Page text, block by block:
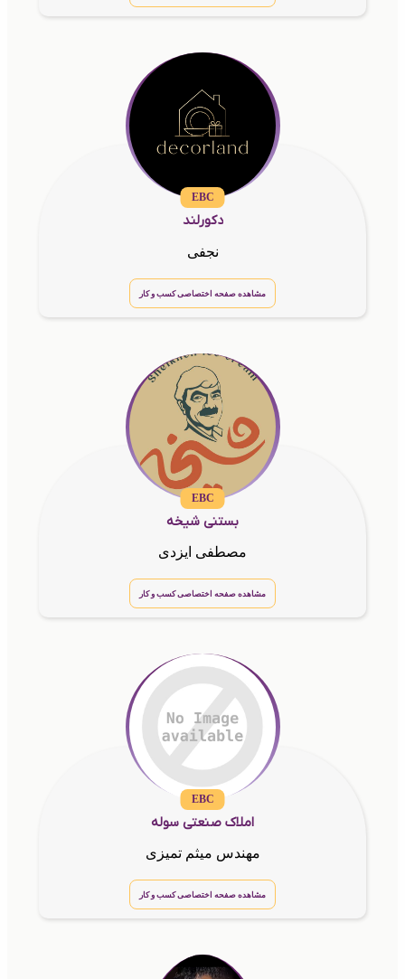
EBC
دکورلند
نجفی
مشاهده صفحه اختصاصی کسب و کار
EBC
بستنی شیخه
مصطفی ایزدی
مشاهده صفحه اختصاصی کسب و کار
EBC
املاک صنعتی سوله
مهندس میثم تمیزی
مشاهده صفحه اختصاصی کسب و کار